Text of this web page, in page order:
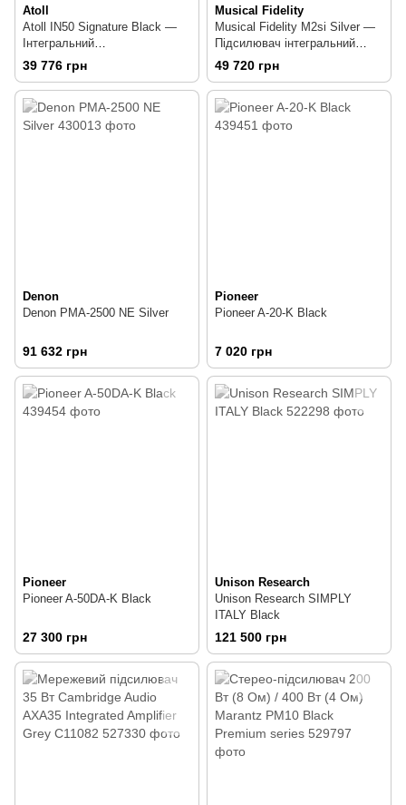
Atoll
Atoll IN50 Signature Black —
Інтегральний
стереопідсилювач 100 Вт
39 776 грн
Musical Fidelity
Musical Fidelity M2si Silver —
Підсилювач інтегральний
2x76 Вт
49 720 грн
Denon
Denon PMA-2500 NE Silver
91 632 грн
Pioneer
Pioneer A-20-K Black
7 020 грн
Pioneer
Pioneer A-50DA-K Black
27 300 грн
Unison Research
Unison Research SIMPLY
ITALY Black
121 500 грн